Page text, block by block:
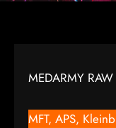
MEDARMY RAW
MFT, APS,